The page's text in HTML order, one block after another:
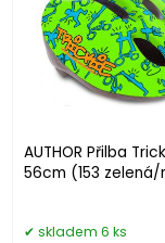
AUTHOR Přilba
56cm (153
skladem 6 ks